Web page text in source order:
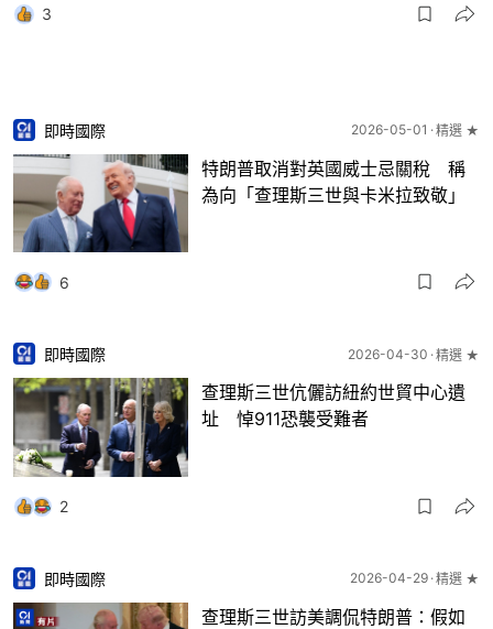
3
即時國際 2026-05-01 精選 ★
特朗普取消對英國威士忌關稅 稱
為向「查理斯三世與卡米拉致敬」
6
即時國際 2026-04-30 精選 ★
查理斯三世伉儷訪紐約世貿中心遺
址 悼911恐襲受難者
2
即時國際 2026-04-29 精選 ★
查理斯三世訪美調侃特朗普：假如